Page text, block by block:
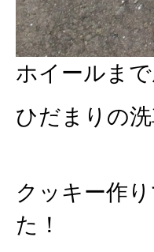
ホイールまで
ひだまりの
クッキー作
た！